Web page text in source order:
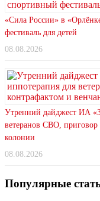
«Сила России» в
фестиваль для детей
08.08.2026
Утренний дайджест ИА
ветеранов СВО, приговор
колонии
08.08.2026
Популярные